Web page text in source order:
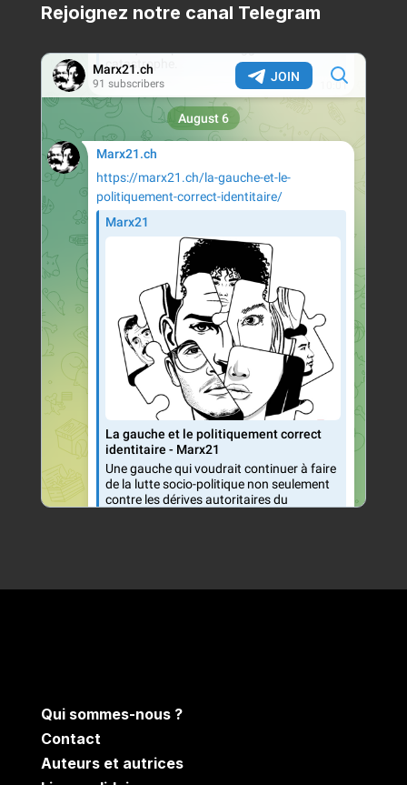
Rejoignez notre canal Telegram
Qui sommes-nous ?
Contact
Auteurs et autrices